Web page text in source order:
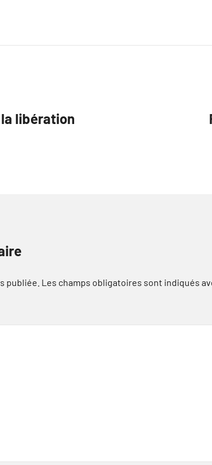
libération
publiée. Les champs obligatoires sont indiqués